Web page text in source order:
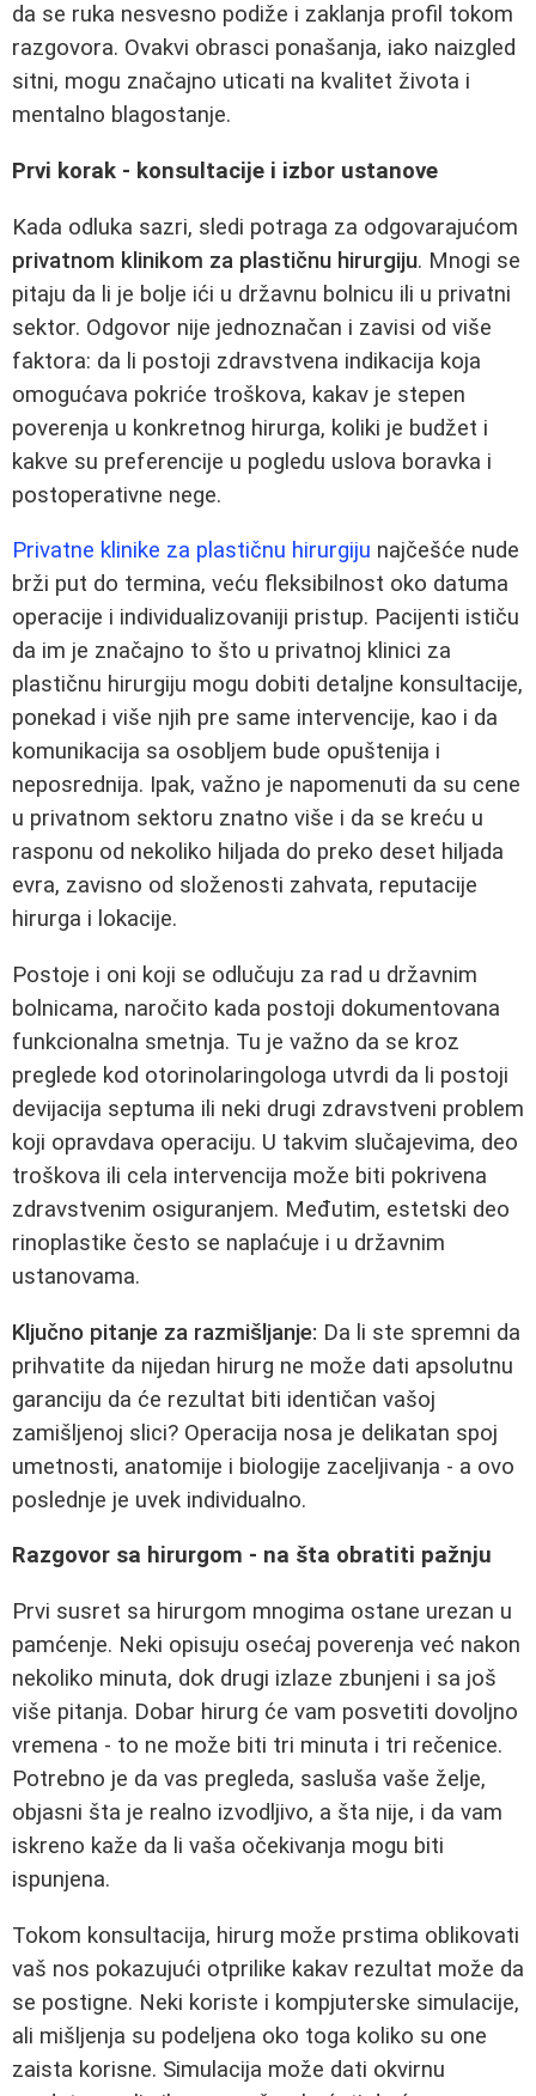
da se ruka nesvesno podiže i zaklanja profil tokom
razgovora. Ovakvi obrasci ponašanja, iako naizgled
sitni, mogu značajno uticati na kvalitet života i
mentalno blagostanje.
Prvi korak - konsultacije i izbor ustanove
Kada odluka sazri, sledi potraga za odgovarajućom
privatnom klinikom za plastičnu hirurgiju. Mnogi se
pitaju da li je bolje ići u državnu bolnicu ili u privatni
sektor. Odgovor nije jednoznačan i zavisi od više
faktora: da li postoji zdravstvena indikacija koja
omogućava pokriće troškova, kakav je stepen
poverenja u konkretnog hirurga, koliki je budžet i
kakve su preferencije u pogledu uslova boravka i
postoperativne nege.
Privatne klinike za plastičnu hirurgiju najčešće nude
brži put do termina, veću fleksibilnost oko datuma
operacije i individualizovaniji pristup. Pacijenti ističu
da im je značajno to što u privatnoj klinici za
plastičnu hirurgiju mogu dobiti detaljne konsultacije,
ponekad i više njih pre same intervencije, kao i da
komunikacija sa osobljem bude opuštenija i
neposrednija. Ipak, važno je napomenuti da su cene
u privatnom sektoru znatno više i da se kreću u
rasponu od nekoliko hiljada do preko deset hiljada
evra, zavisno od složenosti zahvata, reputacije
hirurga i lokacije.
Postoje i oni koji se odlučuju za rad u državnim
bolnicama, naročito kada postoji dokumentovana
funkcionalna smetnja. Tu je važno da se kroz
preglede kod otorinolaringologa utvrdi da li postoji
devijacija septuma ili neki drugi zdravstveni problem
koji opravdava operaciju. U takvim slučajevima, deo
troškova ili cela intervencija može biti pokrivena
zdravstvenim osiguranjem. Međutim, estetski deo
rinoplastike često se naplaćuje i u državnim
ustanovama.
Ključno pitanje za razmišljanje: Da li ste spremni da
prihvatite da nijedan hirurg ne može dati apsolutnu
garanciju da će rezultat biti identičan vašoj
zamišljenoj slici? Operacija nosa je delikatan spoj
umetnosti, anatomije i biologije zaceljivanja - a ovo
poslednje je uvek individualno.
Razgovor sa hirurgom - na šta obratiti pažnju
Prvi susret sa hirurgom mnogima ostane urezan u
pamćenje. Neki opisuju osećaj poverenja već nakon
nekoliko minuta, dok drugi izlaze zbunjeni i sa još
više pitanja. Dobar hirurg će vam posvetiti dovoljno
vremena - to ne može biti tri minuta i tri rečenice.
Potrebno je da vas pregleda, sasluša vaše želje,
objasni šta je realno izvodljivo, a šta nije, i da vam
iskreno kaže da li vaša očekivanja mogu biti
ispunjena.
Tokom konsultacija, hirurg može prstima oblikovati
vaš nos pokazujući otprilike kakav rezultat može da
se postigne. Neki koriste i kompjuterske simulacije,
ali mišljenja su podeljena oko toga koliko su one
zaista korisne. Simulacija može dati okvirnu